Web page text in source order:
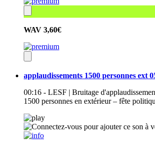
WAV 3,60€
applaudissements 1500 personnes ext
00:16 - LESF | Bruitage
1500 personnes en extérieur – fête